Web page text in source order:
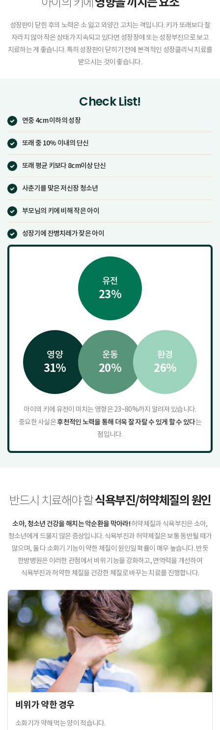
아이의 키에
성장판이 닫힌 후의 노력은 소 잃고 외양간 고치는 격입니다. 키가 또래보다 잘
자라지 않아 작은 상태가 지속되고 있다면 성장장애 또는 성장부진으로 보고
치료하는 게 좋습니다. 특히 성장판이 닫히기 전에 본격적인 성장클리닉 치료를
받으시는 것이 좋습니다.
Check List!
연중 4cm 이하의 성장
또래 중 10% 이내의 단신
또래 평균 키보다 8cm이상 단신
사춘기를 맞은 저신장 청소년
부모님의 키에 비해 작은 아이
성장기에 잔병치레가 잦은 아이
유전
23%
영양
31%
운동
20%
환경
26%
아이의 키에 유전이 미치는 영향은 23~80%까지 알려져 있습니다.
중요한 사실은후천적인 노력을 통해 더욱 잘 자랄 수 있게 할 수 있다는
점입니다.
반드시 치료해야 할식욕부진/허약체질의 원인
소아, 청소년 건강을 해치는 악순환을 막아라!허약체질과 식욕부진은 소아,
청소년에게 드물지 않은 증상입니다. 식욕부진과 허약체질은 보통 동반될 때가
많으며, 둘 다 소화기 기능이 약한 체질이 원인일 확률이 매우 높습니다. 반듯
한방병원은 이러한 관점에서 비위 기능을 강화하고, 면역력을 개선하여
식욕부진과 허약한 체질을 건강한 체질로 바꾸는 치료를 진행합니다.
비위가 약한 경우
소화기가 약해 먹는 양이 적습니다.